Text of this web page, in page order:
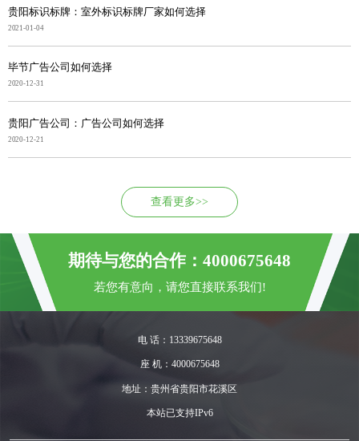
贵阳标识标牌：室外标识标牌厂家如何选择
2021-01-04
毕节广告公司如何选择
2020-12-31
贵阳广告公司：广告公司如何选择
2020-12-21
查看更多>>
期待与您的合作：4000675648
若您有意向，请您直接联系我们!
电 话：13339675648
座 机：4000675648
地址：贵州省贵阳市花溪区
本站已支持IPv6